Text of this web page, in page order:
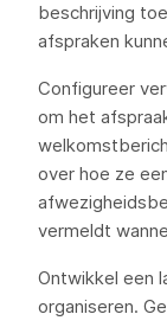
beschrijving
afspraken
Configureer
om het
over hoe ze
vermeldt
Ontwikkel een
organiseren.